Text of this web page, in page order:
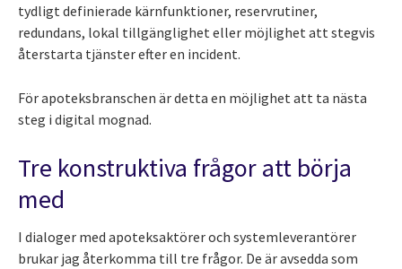
tydligt definierade kärnfunktioner, reservrutiner,
redundans, lokal tillgänglighet eller möjlighet att stegvis
återstarta tjänster efter en incident.
För apoteksbranschen är detta en möjlighet att ta nästa
steg i digital mognad.
Tre konstruktiva frågor att börja
med
I dialoger med apoteksaktörer och systemleverantörer
brukar jag återkomma till tre frågor. De är avsedda som